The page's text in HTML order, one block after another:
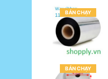
BÁN CHẠY
BÁN CHẠY